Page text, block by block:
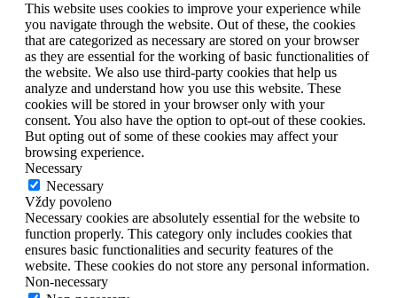
This website uses cookies to improve your experience while
you navigate through the website. Out of these, the cookies
that are categorized as necessary are stored on your browser
as they are essential for the working of basic functionalities of
the website. We also use third-party cookies that help us
analyze and understand how you use this website. These
cookies will be stored in your browser only with your
consent. You also have the option to opt-out of these cookies.
But opting out of some of these cookies may affect your
browsing experience.
Necessary
Necessary
Vždy povoleno
Necessary cookies are absolutely essential for the website to
function properly. This category only includes cookies that
ensures basic functionalities and security features of the
website. These cookies do not store any personal information.
Non-necessary